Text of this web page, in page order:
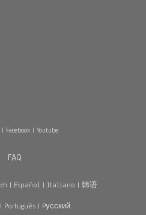
| Facebook| Youtube
FAQ
| Español | Italiano | 韩语
Português| Pусский